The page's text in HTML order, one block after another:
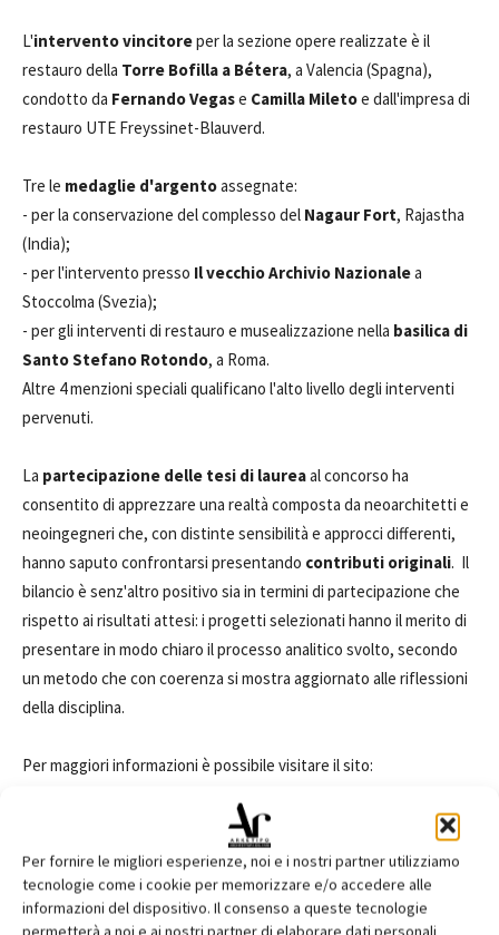
Per fornire le migliori esperienze, noi e i nostri partner utilizziamo
tecnologie come i cookie per memorizzare e/o accedere alle
informazioni del dispositivo. Il consenso a queste tecnologie
L'intervento vincitoreper la sezione opere realizzate è il
restauro della Torre Bofilla a Bétera, a Valencia (Spagna),
condotto da Fernando Vegase Camilla Miletoe dall'impresa di
restauro UTE Freyssinet-Blauverd.
Tre le medaglie d'argentoassegnate:
- per la conservazione del complesso del Nagaur Fort, Rajastha
(India);
- per l'intervento presso Il vecchio Archivio Nazionalea
Stoccolma (Svezia);
- per gli interventi di restauro e musealizzazione nella basilica di
Santo Stefano Rotondo, a Roma.
Altre 4 menzioni speciali qualificano l'alto livello degli interventi
pervenuti.
La partecipazione delle tesi di laureaal concorso ha
consentito di apprezzare una realtà composta da neoarchitetti e
neoingegneri che, con distinte sensibilità e approcci differenti,
hanno saputo confrontarsi presentando contributi originali. Il
bilancio è senz'altro positivo sia in termini di partecipazione che
rispetto ai risultati attesi: i progetti selezionati hanno il merito di
presentare in modo chiaro il processo analitico svolto, secondo
un metodo che con coerenza si mostra aggiornato alle riflessioni
della disciplina.
Per maggiori informazioni è possibile visitare il sito: